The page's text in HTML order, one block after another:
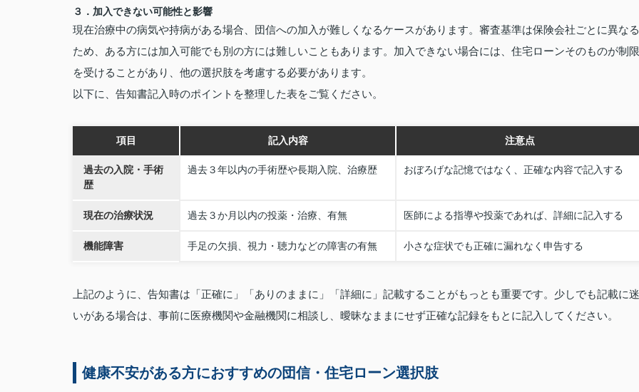
３．加入できない可能性と影響
現在治療中の病気や持病がある場合、団信への加入が難しくなるケースがあります。審査基準は保険会社ごとに異なる
ため、ある方には加入可能でも別の方には難しいこともあります。加入できない場合には、住宅ローンそのものが制限
を受けることがあり、他の選択肢を考慮する必要があります。
以下に、告知書記入時のポイントを整理した表をご覧ください。
項目 記入内容 注意点
過去の入院・手術
歴
過去３年以内の手術歴や長期入院、治療歴 おぼろげな記憶ではなく、正確な内容で記入する
現在の治療状況 過去３か月以内の投薬・治療、有無 医師による指導や投薬であれば、詳細に記入する
機能障害 手足の欠損、視力・聴力などの障害の有無 小さな症状でも正確に漏れなく申告する
上記のように、告知書は「正確に」「ありのままに」「詳細に」記載することがもっとも重要です。少しでも記載に迷
いがある場合は、事前に医療機関や金融機関に相談し、曖昧なままにせず正確な記録をもとに記入してください。
健康不安がある方におすすめの団信・住宅ローン選択肢